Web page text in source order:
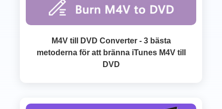
M4V till DVD Converter - 3 bästa
metoderna för att bränna iTunes M4V till
DVD